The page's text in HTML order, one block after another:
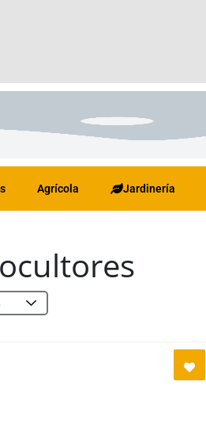
Agrícola Jardinería